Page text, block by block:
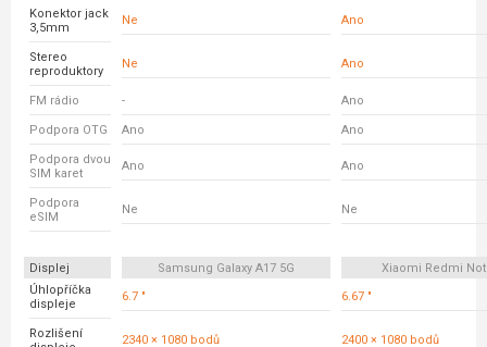
Konektor jack
3,5mm
Ne Ano
Stereo
reproduktory
Ne Ano
FM rádio - Ano
Podpora OTG Ano Ano
Podpora dvou
SIM karet
Ano Ano
Podpora
eSIM
Ne Ne
Displej Samsung Galaxy A17 5G
Xiaomi Redmi
Úhlopříčka
displeje
6.7 " 6.67 "
Rozlišení
2340 × 1080 bodů 2400 × 1080 bodů